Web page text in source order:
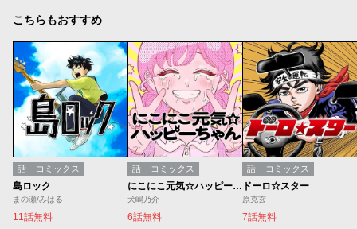
こちらもおすすめ
話 コミックス
島ロック
まの瀬/みはる
11話無料
話 コミックス
にこにこ元気☆ハッピーちゃん
犬嶋乃介
6話無料
話 コミックス
ドーロ☆スター
原克玄
7話無料